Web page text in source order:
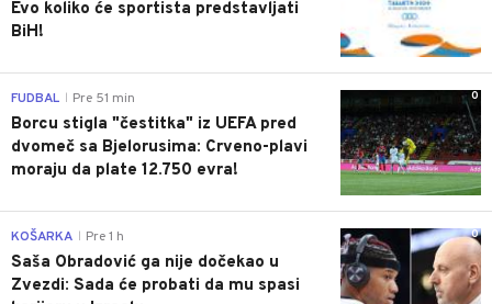
Evo koliko će sportista predstavljati
BiH!
0
FUDBAL Pre 51 min
Borcu stigla "čestitka" iz UEFA pred
dvomeč sa Bjelorusima: Crveno-plavi
moraju da plate 12.750 evra!
0
KOŠARKA Pre 1 h
Saša Obradović ga nije dočekao u
Zvezdi: Sada će probati da mu spasi